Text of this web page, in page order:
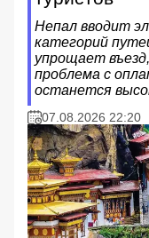
Непал вводит
категорий
упрощает
проблема с
останется
07.08.2026 22:20